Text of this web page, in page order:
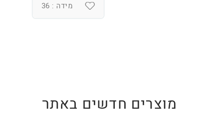
מידה : 36
מוצרים חדשים באתר